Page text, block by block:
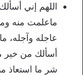
اللهم إني
ماعلمت منه
عاجله وآجله،
أسألك من خير
شر ما استعاذ